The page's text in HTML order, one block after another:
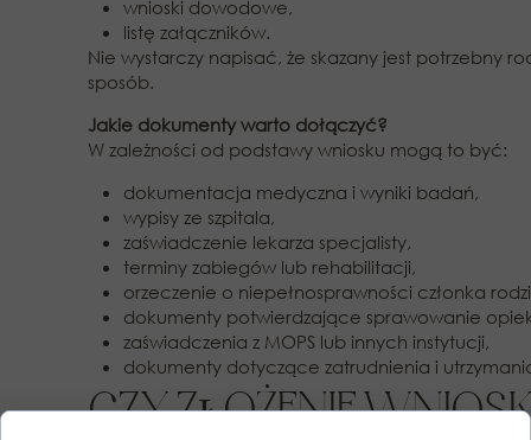
wnioski dowodowe,
listę załączników.
Nie wystarczy napisać, że skazany jest potrzebny
sposób.
Jakie dokumenty warto dołączyć?
W zależności od podstawy wniosku mogą to być:
dokumentacja medyczna i wyniki badań,
wypisy ze szpitala,
zaświadczenie lekarza specjalisty,
terminy zabiegów lub rehabilitacji,
orzeczenie o niepełnosprawności członka
dokumenty potwierdzające sprawowanie
zaświadczenia z MOPS lub innych instytucji,
dokumenty dotyczące zatrudnienia i
CZY ZŁOŻENIE